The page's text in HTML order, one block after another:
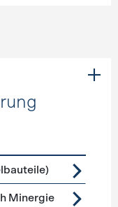
Sanierung
Minergie